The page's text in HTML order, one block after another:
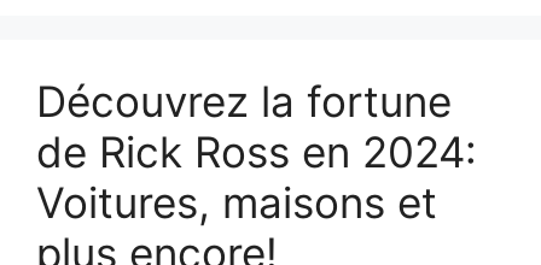
Découvrez la fortune
de Rick Ross en 2024:
Voitures, maisons et
plus encore!